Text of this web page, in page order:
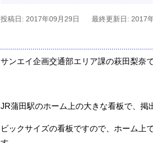
投稿日: 2017年09月29日 最終更新日: 2017
サンエイ企画交通部エリア課の萩田梨奈で
JR蒲田駅のホーム上の大きな看板で、掲
ビックサイズの看板ですので、ホーム上